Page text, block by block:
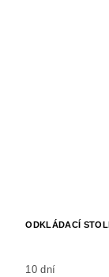
ODKLÁDACÍ
10 dní